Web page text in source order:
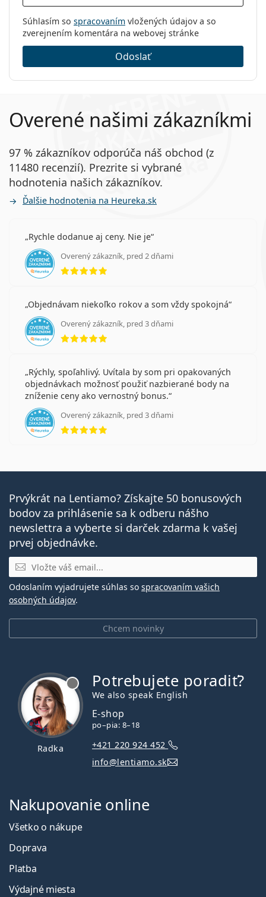
Súhlasím so spracovaním vložených údajov a so
zverejnením komentára na webovej stránke
Odoslať
Overené našimi zákazníkmi
97 % zákazníkov odporúča náš obchod (z
11480 recenzií). Prezrite si vybrané
hodnotenia našich zákazníkov.
Ďalšie hodnotenia na Heureka.sk
Rychle dodanue aj ceny. Nie je
Overený zákazník, pred 2 dňami
hodnotenie 5 z 5
Objednávam niekoľko rokov a som vždy spokojná
Overený zákazník, pred 3 dňami
hodnotenie 5 z 5
Rýchly, spoľahlivý. Uvítala by som pri opakovaných
objednávkach možnosť použiť nazbierané body na
zníženie ceny ako vernostný bonus.
Overený zákazník, pred 3 dňami
hodnotenie 5 z 5
Prvýkrát na Lentiamo? Získajte 50 bonusových
bodov za prihlásenie sa k odberu nášho
newslettra a vyberte si darček zdarma k vašej
prvej objednávke.
E-mail
Chcem novinky
Odoslaním vyjadrujete súhlas so spracovaním vašich
osobných údajov.
Radka
Potrebujete poradiť?
We also speak English
E-shop
po–pia: 8–18
+421 220 924 452
info@lentiamo.sk
Nakupovanie online
Všetko o nákupe
Doprava
Platba
Výdajné miesta